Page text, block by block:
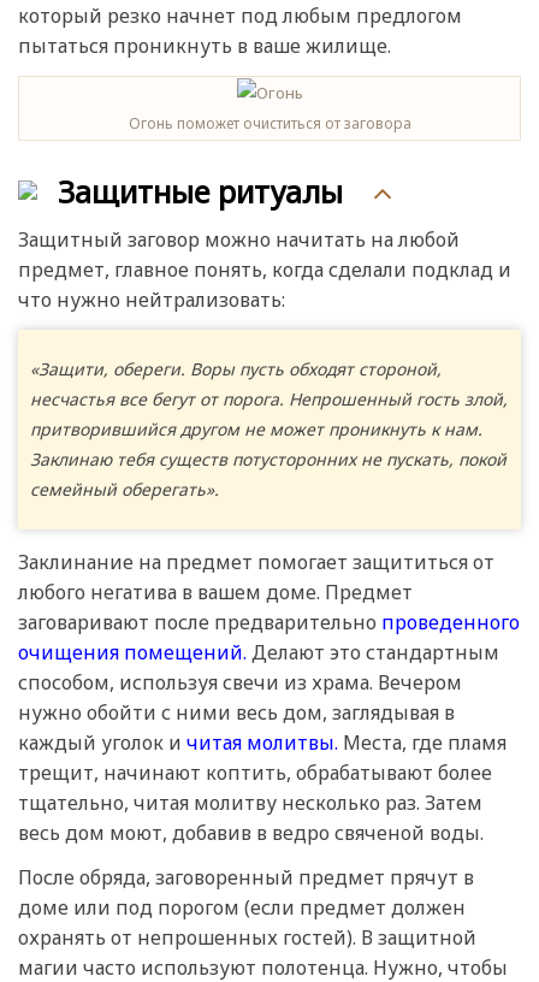
который резко начнет под любым предлогом
пытаться проникнуть в ваше жилище.
Огонь поможет очиститься от заговора
Защитные ритуалы
Защитный заговор можно начитать на любой
предмет, главное понять, когда сделали подклад и
что нужно нейтрализовать:
«Защити, обереги. Воры пусть обходят стороной,
несчастья все бегут от порога. Непрошенный гость злой,
притворившийся другом не может проникнуть к нам.
Заклинаю тебя существ потусторонних не пускать, покой
семейный оберегать».
Заклинание на предмет помогает защититься от
любого негатива в вашем доме. Предмет
заговаривают после предварительно проведенного
очищения помещений. Делают это стандартным
способом, используя свечи из храма. Вечером
нужно обойти с ними весь дом, заглядывая в
каждый уголок и читая молитвы. Места, где пламя
трещит, начинают коптить, обрабатывают более
тщательно, читая молитву несколько раз. Затем
весь дом моют, добавив в ведро свяченой воды.
После обряда, заговоренный предмет прячут в
доме или под порогом (если предмет должен
охранять от непрошенных гостей). В защитной
магии часто используют полотенца. Нужно, чтобы